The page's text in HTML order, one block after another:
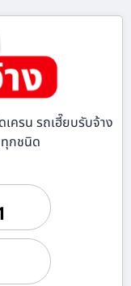
เครน รถเฮี๊ยบรับจ้าง
กชนิด